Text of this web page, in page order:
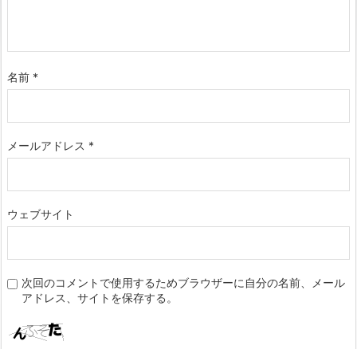
名前 *
メールアドレス *
ウェブサイト
次回のコメントで使用するためブラウザーに自分の名前、メール
アドレス、サイトを保存する。